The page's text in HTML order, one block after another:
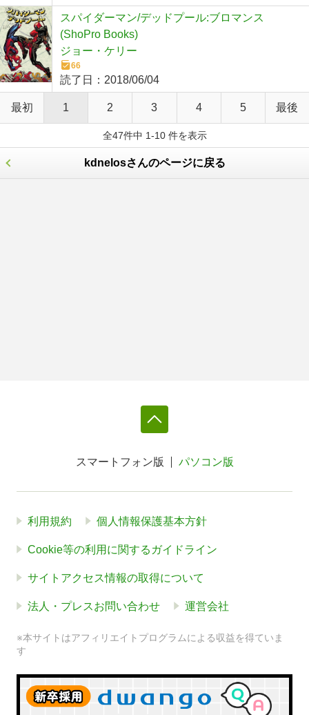
スパイダーマン/デッドプール:ブロマンス
(ShoPro Books)
ジョー・ケリー
66
読了日： 2018/06/04
最初 1 2 3 4 5 最後
全47件中 1-10 件を表示
kdnelosさんのページに戻る
スマートフォン版 パソコン版
利用規約 個人情報保護基本方針
Cookie等の利用に関するガイドライン
サイトアクセス情報の取得について
法人・プレスお問い合わせ 運営会社
※本サイトはアフィリエイトプログラムによる収益を得ていま
す